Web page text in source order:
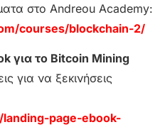
στο Andreou Academy:
courses/blockchain-2/
για το Bitcoin Mining
για να ξεκινήσεις
page-ebook-